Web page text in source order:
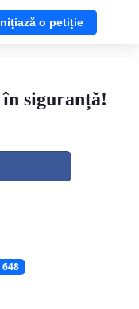
o petiție
în siguranță!
648